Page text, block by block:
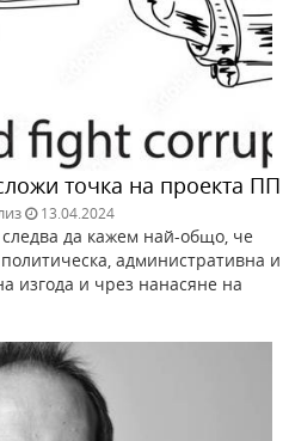
точка на проекта ПП
13.04.2024
да кажем най-общо, че
административна и
изгода и чрез нанасяне на